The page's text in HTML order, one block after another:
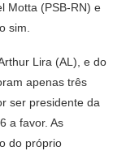
Motta (PSB-RN) e
sim.
Lira (AL), e do
apenas três
ser presidente da
a favor. As
do próprio